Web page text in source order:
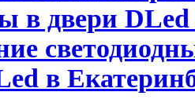
в двери DLed
в